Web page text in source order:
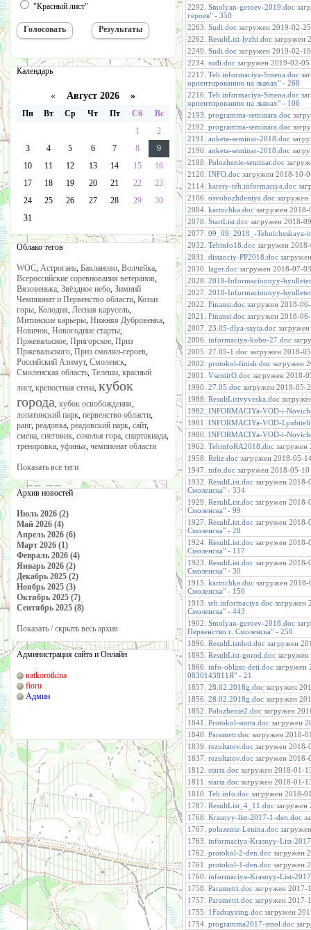
"Красный лист"
Календарь
« Август 2026 »
Пн Вт Ср Чт Пт Сб
Вс
1
2
3
4 5 6 7 8
9
10
11 12 13 14 15
16
17
18 19 20 21 22
23
24
25 26 27 28 29
30
31
Облако тегов
WOC, Астрогань, Бакланово, Волчейка,
Всероссийские соревнования ветеранов,
Вязовенька, Звёздное небо, Зимний
Чемпионат и Первенство области, Козьи
горы, Колодня, Лесная карусель,
Митинские карьеры, Нижняя Дубровенка,
Новичок, Новогодние старты,
Пржевальское, Пригорское, Приз
Пржевальского, Приз смолян-героев,
Российский Азимут, Смоленск,
Смоленская область, Телеши, красный
лист, крепостная стена, кубок
города, кубок освобождения,
лопатинский парк, первенство области,
ранг, реадовка, реадовский парк, сайт,
смена, снеговик, соколья гора, спартакиада,
тренировка, уфинья, чемпионат области
Показать все теги
Архив новостей
Июль 2026 (2)
Май 2026 (4)
Апрель 2026 (6)
Март 2026 (1)
Февраль 2026 (4)
Январь 2026 (2)
Декабрь 2025 (2)
Ноябрь 2025 (3)
Октябрь 2025 (7)
Сентябрь 2025 (8)
Показать / скрыть весь архив
Администрация сайта и Онлайн
natkorotkina
fioru
Админ
2292. Smolyan-geroev-2019.doc
героев" - 350
2263. Sudi.doc загружен 2019-02-
2262. ResultList-lyzhi.doc загружен
2249. Sudi.doc загружен 2019-02-
2234. sudi.doc загружен 2019-02-
2217. Teh.informaciya-Smena.doc
ориентированию на лыжах" - 268
2216. Teh.informaciya-Smena.doc
ориентированию на лыжах" - 106
2193. programma-seminara.doc
2192. programma-seminara.doc
2191. anketa-seminar-2018.doc
2190. anketa-seminar-2018.doc
2188. Polozhenie-seminar.doc
2120. INFO.doc загружен 2018-10-
2114. karery-teh.informaciya.doc
2106. osvobozhdeniya.doc загружен
2084. kartochka.doc загружен
2078. StartList.doc загружен 2018-
2077. 09_09_2018_-Tehnicheskaya-
2032. Tehinfo18.doc загружен
2031. distanciy-PP2018.doc
2030. lager.doc загружен 2018-07-
2028. 2018-Informacionnyy-
2027. 2018-Informacionnyy-
2022. Finansi.doc загружен 2018-
2021. Finansi.doc загружен 2018-
2007. 23.05-dlya-sayta.doc
2006. informaciya-kubo-27.doc
2005. 27.05-1.doc загружен 2018-
2002. protokol-finish.doc загружен
2001. VsemirO.doc загружен 2018-
1990. 27.05.doc загружен 2018-05-
1988. ResultListvyveska.doc
1982. INFORMACIYa-VOD-i-
1981. INFORMACIYa-VOD-
1980. INFORMACIYa-VOD-i-
1962. TehinfoRA2018.doc загружен
1958. Reliz.doc загружен 2018-05-
1947. info.doc загружен 2018-05-
1932. ResultList.doc загружен 2018-
Смоленска" - 334
1929. ResultList.doc загружен 2018-
Смоленска" - 99
1927. ResultList.doc загружен 2018-
Смоленска" - 28
1924. ResultList.doc загружен 2018-
Смоленска" - 117
1923. ResultList.doc загружен 2018-
Смоленска" - 30
1915. kartochka.doc загружен
Смоленска" - 150
1913. teh.informaciya.doc загружен
Смоленска" - 443
1902. Smolyan-geroev-2018.doc
Первенство г. Смоленска" - 250
1896. ResultListdeti.doc загружен
1895. ResultList-gorod.doc
1866. info-oblasti-deti.doc загружен
0830143811Я" - 21
1857. 28.02.2018g.doc загружен
1856. 28.02.2018g.doc загружен
1852. Polozhenie2.doc загружен
1841. Protokol-starta.doc загружен
1840. Parametr.doc загружен 2018-
1839. rezultatov.doc загружен 2018-
1837. rezultatov.doc загружен 2018-
1812. starta.doc загружен 2018-01-
1811. starta.doc загружен 2018-01-
1810. Teh.info.doc загружен 2018-
1787. ResultList_4_11.doc загружен
1768. Krasnyy-list-2017-1-den.doc
1767. polozenie-Lenina.doc
1763. informaciya-Krasnyy-List-
1762. protokol-2-den.doc загружен
1761. protokol-1-den.doc загружен
1760. informaciya-Krasnyy-List-
1758. Parametri.doc загружен 2017-
1757. Parametri.doc загружен 2017-
1755. 1Fadrayzing.doc загружен
1754. programma2017-smol.doc